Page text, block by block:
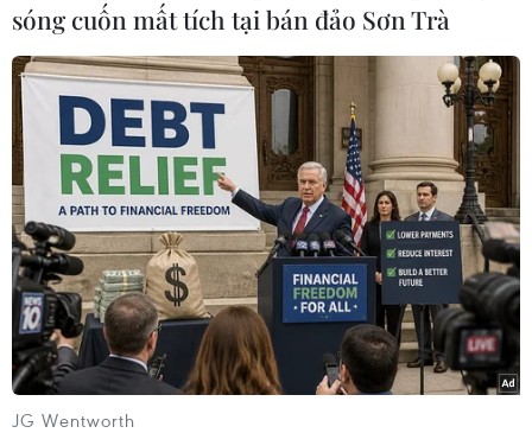
đến phân phối./.
(TTXVN/Vietnam+)
sóng cuốn mất tích tại bán đảo Sơn Trà
JG Wentworth